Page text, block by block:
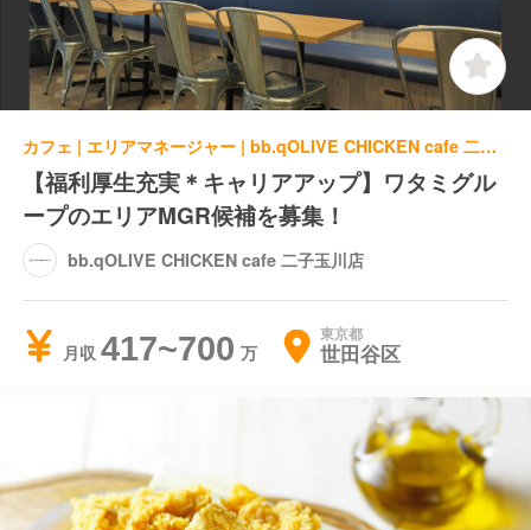
カフェ | エリアマネージャー | bb.qOLIVE CHICKEN cafe 二子玉川店
【福利厚生充実＊キャリアアップ】ワタミグル
ープのエリアMGR候補を募集！
bb.qOLIVE CHICKEN cafe 二子玉川店
月収 417~700 東京都
世田谷区